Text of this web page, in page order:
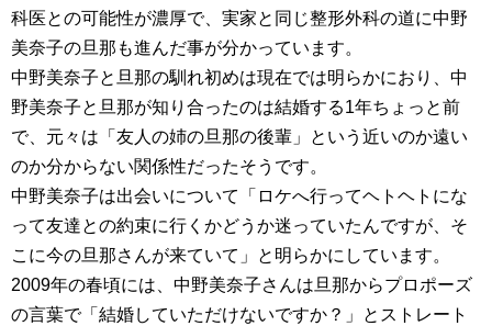
科医との可能性が濃厚で、実家と同じ整形外科の道に中野
美奈子の旦那も進んだ事が分かっています。
中野美奈子と旦那の馴れ初めは現在では明らかにおり、中
野美奈子と旦那が知り合ったのは結婚する1年ちょっと前
で、元々は「友人の姉の旦那の後輩」という近いのか遠い
のか分からない関係性だったそうです。
中野美奈子は出会いについて「ロケへ行ってヘトヘトにな
って友達との約束に行くかどうか迷っていたんですが、そ
こに今の旦那さんが来ていて」と明らかにしています。
2009年の春頃には、中野美奈子さんは旦那からプロポーズ
の言葉で「結婚していただけないですか？」とストレート